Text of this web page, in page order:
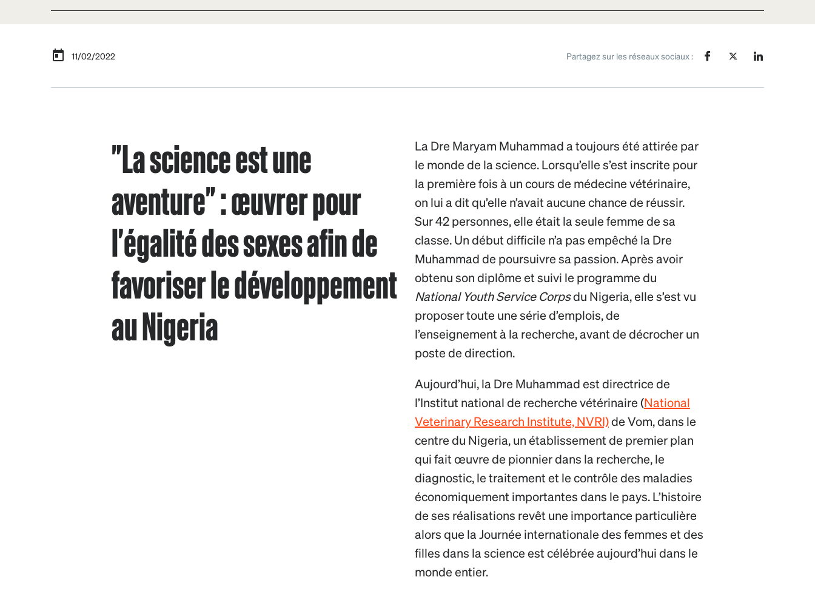
11/02/2022 Partagez sur les réseaux sociaux :
"La science est une
aventure" : œuvrer pour
l'égalité des sexes afin de
favoriser le développement
au Nigeria
La Dre Maryam Muhammad a toujours été attirée par
le monde de la science. Lorsqu’elle s’est inscrite pour
la première fois à un cours de médecine vétérinaire,
on lui a dit qu’elle n’avait aucune chance de réussir.
Sur 42 personnes, elle était la seule femme de sa
classe. Un début difficile n’a pas empêché la Dre
Muhammad de poursuivre sa passion. Après avoir
obtenu son diplôme et suivi le programme du
National Youth Service Corpsdu Nigeria, elle s’est vu
proposer toute une série d’emplois, de
l’enseignement à la recherche, avant de décrocher un
poste de direction.
Aujourd’hui, la Dre Muhammad est directrice de
l’Institut national de recherche vétérinaire (National
Veterinary Research Institute, NVRI)de Vom, dans le
centre du Nigeria, un établissement de premier plan
qui fait œuvre de pionnier dans la recherche, le
diagnostic, le traitement et le contrôle des maladies
économiquement importantes dans le pays. L’histoire
de ses réalisations revêt une importance particulière
alors que la Journée internationale des femmes et des
filles dans la science est célébrée aujourd’hui dans le
monde entier.